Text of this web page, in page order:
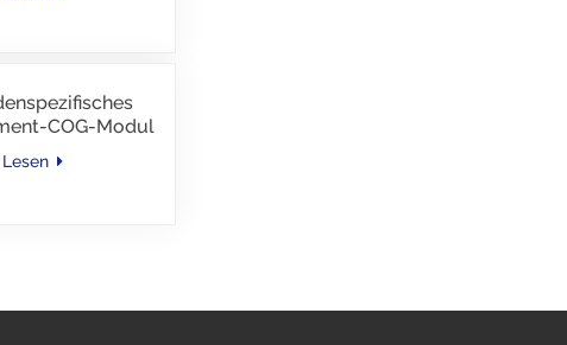
COG-Modul
mit